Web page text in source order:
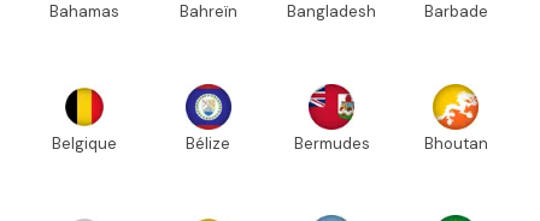
Bahamas Bahreïn Bangladesh Barbade
Belgique Bélize Bermudes Bhoutan